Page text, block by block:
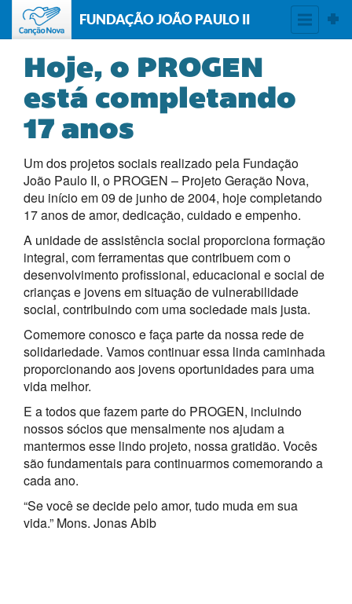
FUNDAÇÃO JOÃO PAULO II
Hoje, o PROGEN
está completando
17 anos
Um dos projetos sociais realizado pela Fundação
João Paulo II, o PROGEN – Projeto Geração Nova,
deu início em 09 de junho de 2004, hoje completando
17 anos de amor, dedicação, cuidado e empenho.
A unidade de assistência social proporciona formação
integral, com ferramentas que contribuem com o
desenvolvimento profissional, educacional e social de
crianças e jovens em situação de vulnerabilidade
social, contribuindo com uma sociedade mais justa.
Comemore conosco e faça parte da nossa rede de
solidariedade. Vamos continuar essa linda caminhada
proporcionando aos jovens oportunidades para uma
vida melhor.
E a todos que fazem parte do PROGEN, incluindo
nossos sócios que mensalmente nos ajudam a
mantermos esse lindo projeto, nossa gratidão. Vocês
são fundamentais para continuarmos comemorando a
cada ano.
“Se você se decide pelo amor, tudo muda em sua
vida.” Mons. Jonas Abib